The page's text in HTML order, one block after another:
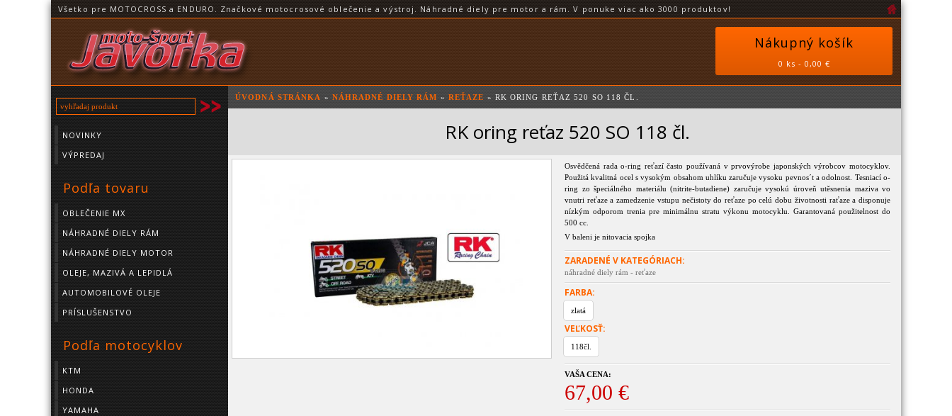
Všetko pre MOTOCROSS a ENDURO. Značkové motocrosové oblečenie a výstroj. Náhradné diely pre motor a rám. V ponuke viac ako 3000 produktov!
Nákupný košík
0 ks - 0,00 €
NOVINKY
VÝPREDAJ
Podľa tovaru
OBLEČENIE MX
NÁHRADNÉ DIELY RÁM
NÁHRADNÉ DIELY MOTOR
OLEJE, MAZIVÁ A LEPIDLÁ
AUTOMOBILOVÉ OLEJE
PRÍSLUŠENSTVO
Podľa motocyklov
KTM
HONDA
YAMAHA
ÚVODNÁ STRÁNKA » NÁHRADNÉ DIELY RÁM » REŤAZE » RK ORING REŤAZ 520 SO 118 ČL.
RK oring reťaz 520 SO 118 čl.
Osvědčená rada o-ring reťazí často používaná v prvovýrobe japonských výrobcov motocyklov.
Použitá kvalitná ocel s vysokým obsahom uhlíku zaručuje vysoku pevnos´t a odolnost. Tesniací o-
ring zo špeciálného materiálu (nitrite-butadiene) zaručuje vysokú úroveň utěsnenia maziva vo
vnutri reťaze a zamedzenie vstupu nečistoty do reťaze po celú dobu životnosti raťaze a disponuje
nízkým odporom trenia pre minimálnu stratu výkonu motocyklu. Garantovaná použitelnost do
500 cc.
V baleni je nitovacia spojka
ZARADENÉ V KATEGÓRIACH:
náhradné diely rám - reťaze
FARBA:
zlatá
VEĽKOSŤ:
118čl.
VAŠA CENA:
67,00 €